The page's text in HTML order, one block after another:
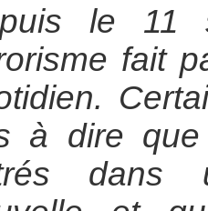
le 11
fait
à dire que
dans